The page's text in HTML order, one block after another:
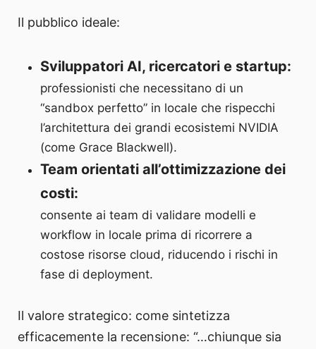
Il pubblico ideale:
Sviluppatori AI, ricercatori e startup:
professionisti che necessitano di un
“sandbox perfetto” in locale che rispecchi
l’architettura dei grandi ecosistemi NVIDIA
(come Grace Blackwell).
Team orientati all’ottimizzazione dei
costi:
consente ai team di validare modelli e
workflow in locale prima di ricorrere a
costose risorse cloud, riducendo i rischi in
fase di deployment.
Il valore strategico: come sintetizza
efficacemente la recensione: “…chiunque sia